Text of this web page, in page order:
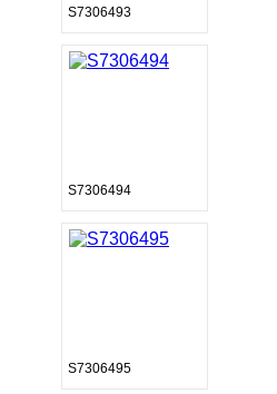
S7306493
S7306494
S7306495